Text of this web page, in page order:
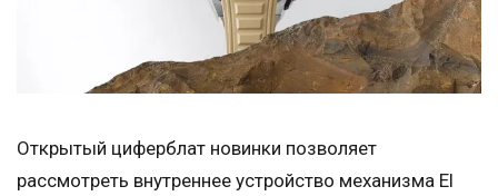
Открытый циферблат новинки позволяет
рассмотреть внутреннее устройство механизма El